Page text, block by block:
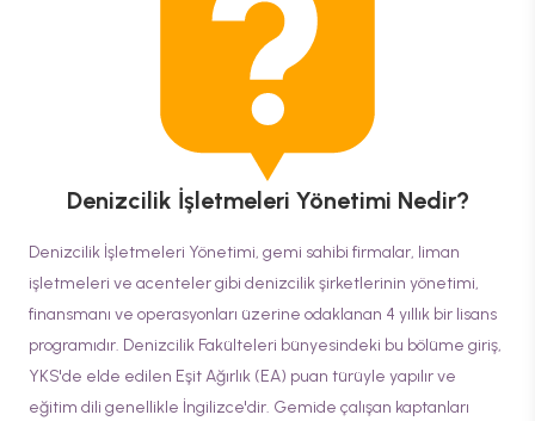
Denizcilik İşletmeleri Yönetimi Nedir?
Denizcilik İşletmeleri Yönetimi, gemi sahibi firmalar, liman
işletmeleri ve acenteler gibi denizcilik şirketlerinin yönetimi,
finansmanı ve operasyonları üzerine odaklanan 4 yıllık bir lisans
programıdır. Denizcilik Fakülteleri bünyesindeki bu bölüme giriş,
YKS'de elde edilen Eşit Ağırlık (EA) puan türüyle yapılır ve
eğitim dili genellikle İngilizce'dir. Gemide çalışan kaptanları